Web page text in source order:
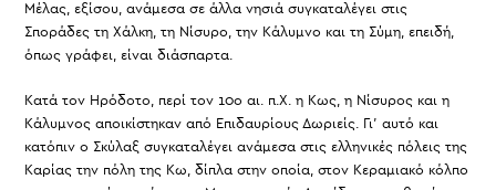
Μέλας, εξίσου, ανάμεσα σε άλλα νησιά συγκαταλέγει στις
Σποράδες τη Χάλκη, τη Νίσυρο, την Κάλυμνο και τη Σύμη, επειδή,
όπως γράφει, είναι διάσπαρτα.
Κατά τον Ηρόδοτο, περί τον 10ο αι. π.Χ. η Κως, η Νίσυρος και η
Κάλυμνος αποικίστηκαν από Επιδαυρίους Δωριείς. Γι’ αυτό και
κατόπιν ο Σκύλαξ συγκαταλέγει ανάμεσα στις ελληνικές πόλεις της
Καρίας την πόλη της Κω, δίπλα στην οποία, στον Κεραμιακό κόλπο